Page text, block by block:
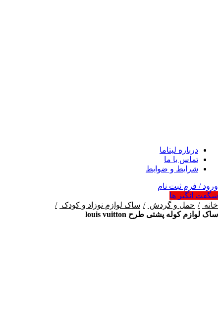
درباره لیتاما
تماس با ما
شرایط و ضوابط
ورود / فرم ثبت نام
شگفت انگیز ها
خانه
حمل و گردش
ساک لوازم نوزاد و کودک
ساک لوازم کوله پشتی طرح louis vuitton